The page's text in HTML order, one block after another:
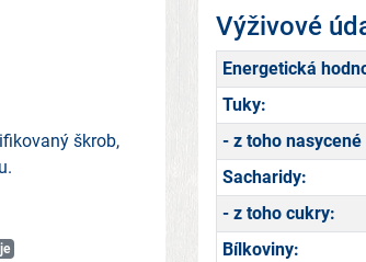
škrob,
Výživové
Energetická
Tuky:
- z toho
Sacharidy:
- z toho cukry:
Bílkoviny: